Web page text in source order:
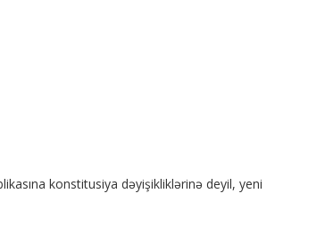
konstitusiya dəyişikliklərinə deyil, yeni